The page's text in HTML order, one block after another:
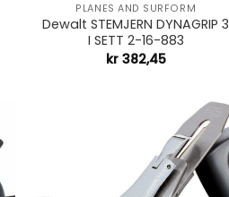
PLANES AND SURFORM
Dewalt STEMJERN DYNAGRIP 3
I SETT 2-16-883
kr382,45